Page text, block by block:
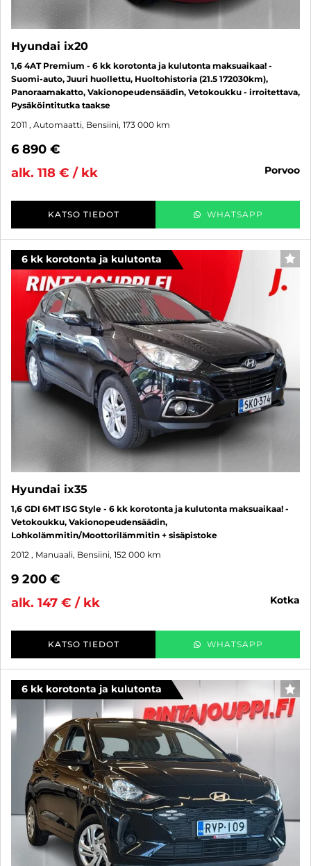
Hyundai ix20
1,6 4AT Premium - 6 kk korotonta ja kulutonta maksuaikaa! -
Suomi-auto, Juuri huollettu, Huoltohistoria (21.5 172030km),
Panoraamakatto, Vakionopeudensäädin, Vetokoukku - irroitettava,
Pysäköintitutka taakse
2011 , Automaatti, Bensiini, 173 000 km
6 890 €
alk. 118 € / kk
porvoo
KATSO TIEDOT WHATSAPP
6 kk korotonta ja kulutonta
Hyundai ix35
1,6 GDI 6MT ISG Style - 6 kk korotonta ja kulutonta maksuaikaa! -
Vetokoukku, Vakionopeudensäädin,
Lohkolämmitin/Moottorilämmitin + sisäpistoke
2012 , Manuaali, Bensiini, 152 000 km
9 200 €
alk. 147 € / kk
kotka
KATSO TIEDOT WHATSAPP
6 kk korotonta ja kulutonta